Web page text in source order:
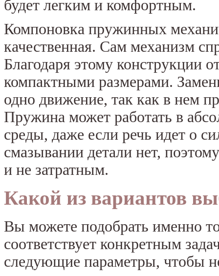
будет легким и комфортным.
Компоновка пружинных
качественная. Сам механизм
Благодаря этому конструкции
компактными размерами.
одно движение, так как в нем
Пружина может работать в
среды, даже если речь идет о
смазывании детали нет,
и не затратным.
Какой из вариантов
Вы можете подобрать именно
соответствует конкретным
следующие параметры, чтобы